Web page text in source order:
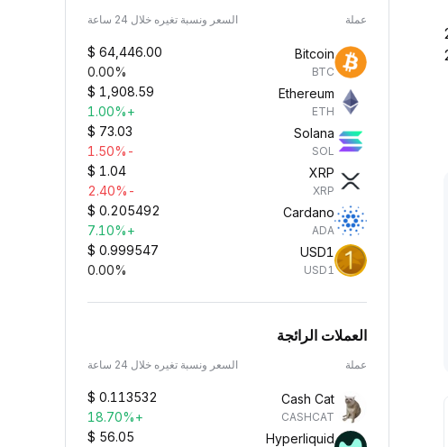
عملة السعر ونسبة تغيره خلال 24 ساعة
Bitcoin
BTC
$ 64,446.00
0.00%
Ethereum
ETH
$ 1,908.59
+1.00%
Solana
SOL
$ 73.03
-1.50%
XRP
XRP
$ 1.04
-2.40%
Cardano
ADA
$ 0.205492
+7.10%
USD1
USD1
$ 0.999547
0.00%
العملات الرائجة
عملة السعر ونسبة تغيره خلال 24 ساعة
Cash Cat
CASHCAT
$ 0.113532
+18.70%
Hyperliquid
$ 56.05